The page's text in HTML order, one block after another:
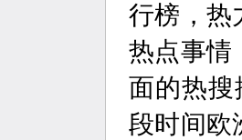
行榜，热
热点事情
面的热搜
段时间欧